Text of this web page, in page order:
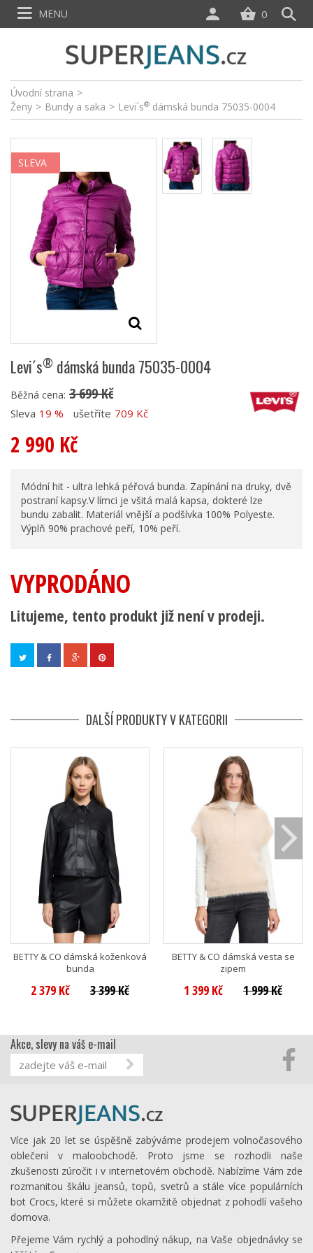
Úvodní strana >
Ženy > Bundy a saka > Levi´s® dámská bunda 75035-0004
SLEVA
Levi´s® dámská bunda 75035-0004
Běžná cena: 3 699 Kč
Sleva 19 % ušetříte 709 Kč
2 990 Kč
Módní hit - ultra lehká péřová bunda. Zapínání na druky, dvě
postraní kapsy.V límci je všitá malá kapsa, dokteré lze
bundu zabalit. Materiál vnější a podšívka 100% Polyeste.
Výplň 90% prachové peří, 10% peří.
VYPRODÁNO
Litujeme, tento produkt již není v prodeji.
DALŠÍ PRODUKTY V KATEGORII
BETTY & CO dámská koženková
bunda
2 379 Kč 3 399 Kč
BETTY & CO dámská vesta se
zipem
1 399 Kč 1 999 Kč
0
MENU
Akce, slevy na váš e-mail
Více jak 20 let se úspěšně zabýváme prodejem volnočasového
oblečení v maloobchodě. Proto jsme se rozhodli naše
zkušenosti zúročit i v internetovém obchodě. Nabízíme Vám zde
rozmanitou škálu jeansů, topů, svetrů a stále více populárních
bot Crocs, které si můžete okamžitě objednat z pohodlí vašeho
domova.
Přejeme Vám rychlý a pohodlný nákup, na Vaše objednávky se